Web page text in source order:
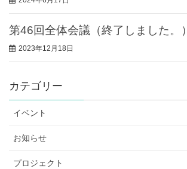
第46回全体会議（終了しました。）
2023年12月18日
カテゴリー
イベント
お知らせ
プロジェクト